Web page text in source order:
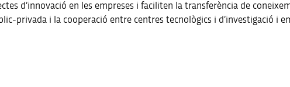
d’innovació en les empreses i faciliten la transferència de
privada i la cooperació entre centres tecnològics i d’investigació i